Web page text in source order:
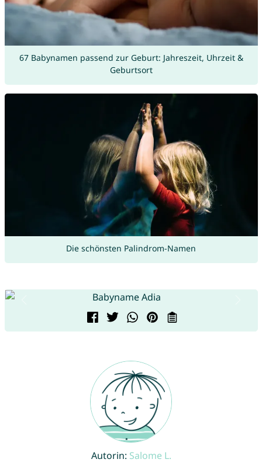
67 Babynamen passend zur Geburt: Jahreszeit, Uhrzeit &
Geburtsort
Die schönsten Palindrom-Namen
Autorin: Salome L.